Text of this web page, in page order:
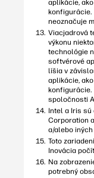
aplikácie,
neoznačuje
Viacjadrová
výkonu
technológie
softvérové
líšia v
aplikácie,
spoločnosti
Intel a Iris
Corporation
a/alebo
Toto
Inovácia
Na
potrebný